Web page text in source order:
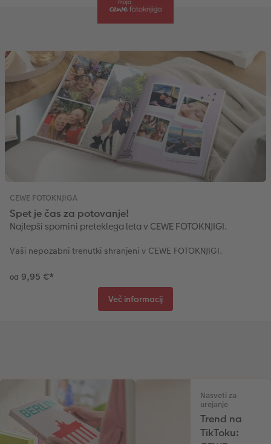
CEWE FOTOKNJIGA
Spet je čas za potovanje!
Najlepši spomini preteklega leta v CEWE FOTOKNJIGI.
Vaši nepozabni trenutki shranjeni v CEWE FOTOKNJIGI.
od 9,95 €*
Več informacij
Nasveti za
urejanje
Trend na
TikToku: